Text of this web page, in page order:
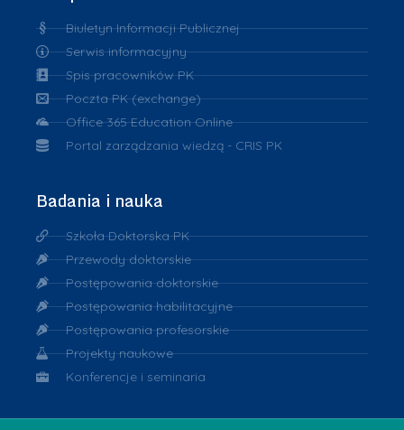
Biuletyn Informacji Publicznej
Serwis informacyjny
Spis pracowników PK
Poczta PK (exchange)
Office 365 Education Online
Portal zarządzania wiedzą - CRIS PK
Badania i nauka
Szkoła Doktorska PK
Przewody doktorskie
Postępowania doktorskie
Postępowania habilitacyjne
Postępowania profesorskie
Projekty naukowe
Konferencje i seminaria